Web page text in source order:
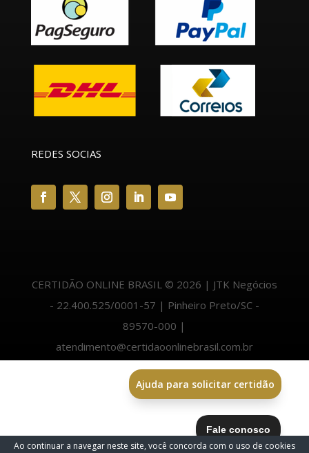
REDES SOCIAS
CERTIDÃO ONLINE BRASIL © 2026 | JTK Negócios
- 22.400.525/0001-57 | Pinheiro Preto/SC -
89570-000 |
atendimento@certidaoonlinebrasil.com.br
Ajuda para solicitar certidão
Ao continuar a navegar neste site, você concorda com o uso de cookies